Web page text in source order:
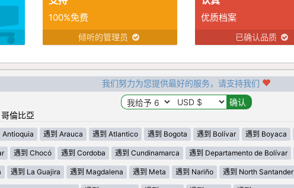
100%免费
倾听的管理员
优质档案
已确认品质
我们努力为您提供最好的服务，请支持我们
倫比亞
Antioquia 遇到 Arauca 遇到 Atlantico 遇到 Bogota 遇到 Bolívar 遇到 Boyaca
遇到 Chocó 遇到 Cordoba 遇到 Cundinamarca 遇到 Departamento de Bolívar
遇到 La Guajira 遇到 Magdalena 遇到 Meta 遇到 Nariño 遇到 North Santander